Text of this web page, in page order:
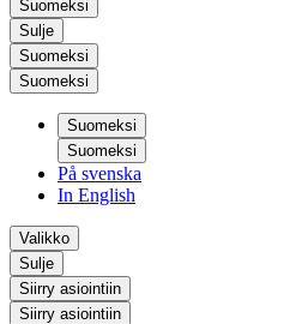
Suomeksi
Sulje
Suomeksi
Suomeksi
Suomeksi
Suomeksi
På svenska
In English
Valikko
Sulje
Siirry asiointiin
Siirry asiointiin